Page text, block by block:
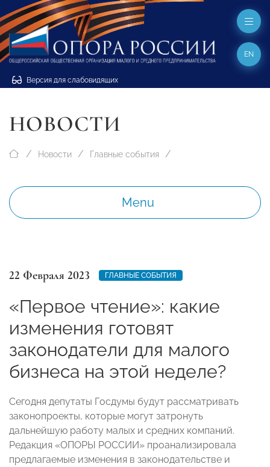
Версия для слабовидящих
EN
НОВОСТИ
Новости Главные события
Menu
22 Февраля 2023 ГЛАВНЫЕ СОБЫТИЯ
«Первое чтение»: какие
изменения готовят
законодатели для малого
бизнеса на этой неделе?
Сегодня депутаты Госдумы будут рассматривать
законопроекты, которые могут затронуть
дальнейшую работу малых и средних компаний.
Редакция «ОПОРЫ РОССИИ» проанализировала
предлагаемые изменения в законодательстве и